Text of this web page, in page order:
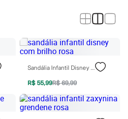
Sandália Infantil Disney Com Brilho Rosa
R$ 55,99R$ 69,99